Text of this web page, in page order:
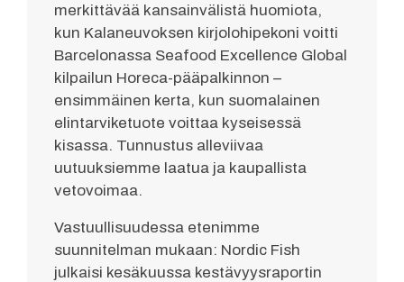
merkittävää kansainvälistä huomiota,
kun Kalaneuvoksen kirjolohipekoni voitti
Barcelonassa Seafood Excellence Global
kilpailun Horeca-pääpalkinnon –
ensimmäinen kerta, kun suomalainen
elintarviketuote voittaa kyseisessä
kisassa. Tunnustus alleviivaa
uutuuksiemme laatua ja kaupallista
vetovoimaa.
Vastuullisuudessa etenimme
suunnitelman mukaan: Nordic Fish
julkaisi kesäkuussa kestävyysraportin